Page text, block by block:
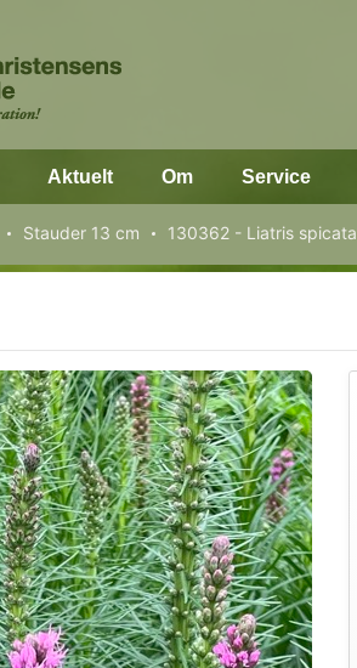
Aktuelt Om Service
Stauder 13 cm 130362 - Liatris